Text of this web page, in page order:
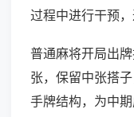
过程中进行干预，
普通麻将开局出
张，保留中张搭
手牌结构，为中期